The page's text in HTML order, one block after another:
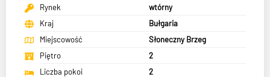
Rynek
wtórny
Kraj
Bułgaria
Miejscowość
Słoneczny Brzeg
Piętro
2
Liczba pokoi
2